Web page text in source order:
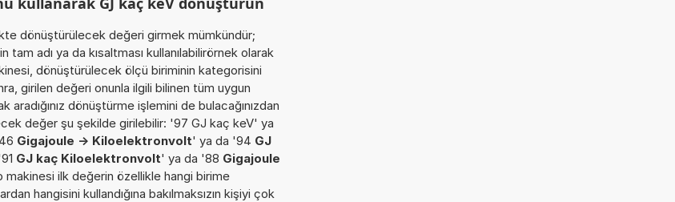
dönüştürülecek değeri girmek mümkündür;
adı ya da kısaltması kullanılabilirörnek olarak
dönüştürülecek ölçü biriminin kategorisini
girilen değeri onunla ilgili bilinen tüm uygun
dönüştürme işlemini de bulacağınızdan
değer şu şekilde girilebilir: '97 GJ kaç keV' ya
Gigajoule -> Kiloelektronvolt' ya da '94 GJ
GJ kaç Kiloelektronvolt' ya da '88 Gigajoule
ilk değerin özellikle hangi birime
hangisini kullandığına bakılmaksızın kişiyi çok